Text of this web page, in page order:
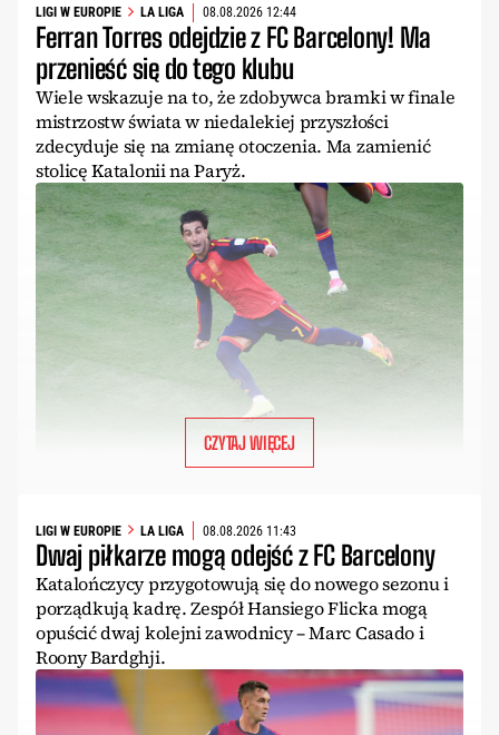
LIGI W EUROPIE LA LIGA 08.08.2026 12:44
Ferran Torres odejdzie z FC Barcelony! Ma
przenieść się do tego klubu
Wiele wskazuje na to, że zdobywca bramki w finale
mistrzostw świata w niedalekiej przyszłości
zdecyduje się na zmianę otoczenia. Ma zamienić
stolicę Katalonii na Paryż.
CZYTAJ WIĘCEJ
LIGI W EUROPIE LA LIGA 08.08.2026 11:43
Dwaj piłkarze mogą odejść z FC Barcelony
Katalończycy przygotowują się do nowego sezonu i
porządkują kadrę. Zespół Hansiego Flicka mogą
opuścić dwaj kolejni zawodnicy – Marc Casado i
Roony Bardghji.